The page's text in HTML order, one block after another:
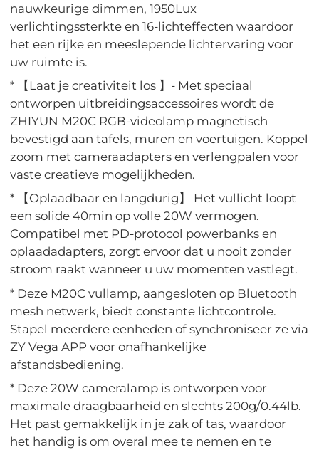
nauwkeurige dimmen, 1950Lux
verlichtingssterkte en 16-lichteffecten waardoor
het een rijke en meeslepende lichtervaring voor
uw ruimte is.
* 【Laat je creativiteit los 】- Met speciaal
ontworpen uitbreidingsaccessoires wordt de
ZHIYUN M20C RGB-videolamp magnetisch
bevestigd aan tafels, muren en voertuigen. Koppel
zoom met cameraadapters en verlengpalen voor
vaste creatieve mogelijkheden.
* 【Oplaadbaar en langdurig】 Het vullicht loopt
een solide 40min op volle 20W vermogen.
Compatibel met PD-protocol powerbanks en
oplaadadapters, zorgt ervoor dat u nooit zonder
stroom raakt wanneer u uw momenten vastlegt.
* Deze M20C vullamp, aangesloten op Bluetooth
mesh netwerk, biedt constante lichtcontrole.
Stapel meerdere eenheden of synchroniseer ze via
ZY Vega APP voor onafhankelijke
afstandsbediening.
* Deze 20W cameralamp is ontworpen voor
maximale draagbaarheid en slechts 200g/0.44lb.
Het past gemakkelijk in je zak of tas, waardoor
het handig is om overal mee te nemen en te